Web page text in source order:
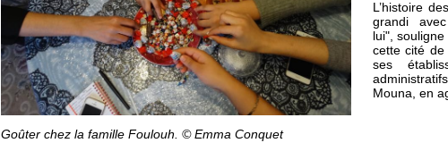
Goûter chez la famille Foulouh. © Emma Conquet
L’histoire
grandi
lui",
cette cité de
ses
Mouna, en